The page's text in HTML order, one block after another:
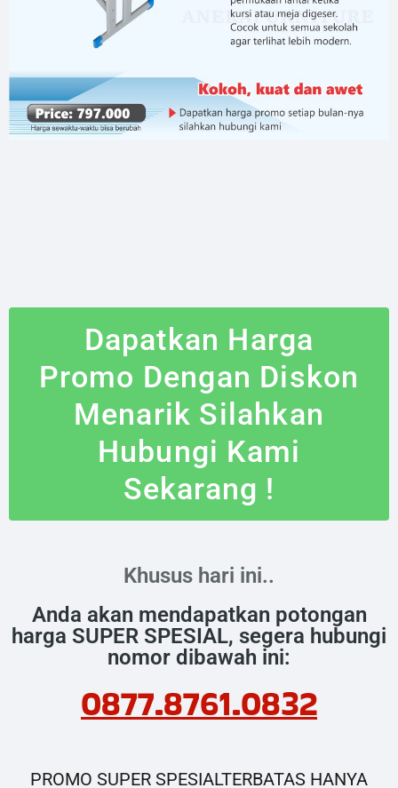
Dapatkan Harga
Promo Dengan Diskon
Menarik Silahkan
Hubungi Kami
Sekarang !
Khusus hari ini..
Anda akan mendapatkan potongan
harga SUPER SPESIAL, segera hubungi
nomor dibawah ini:
0877.8761.0832
PROMO SUPER SPESIALTERBATAS HANYA